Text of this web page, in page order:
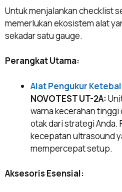
Untuk menjalankan checklist
memerlukan ekosistem alat
sekadar satu gauge.
Perangkat Utama:
Alat Pengukur
NOVOTEST UT-2A:
warna kecerahan tinggi
otak dari strategi Anda.
kecepatan ultrasound
mempercepat setup.
Aksesoris Esensial: